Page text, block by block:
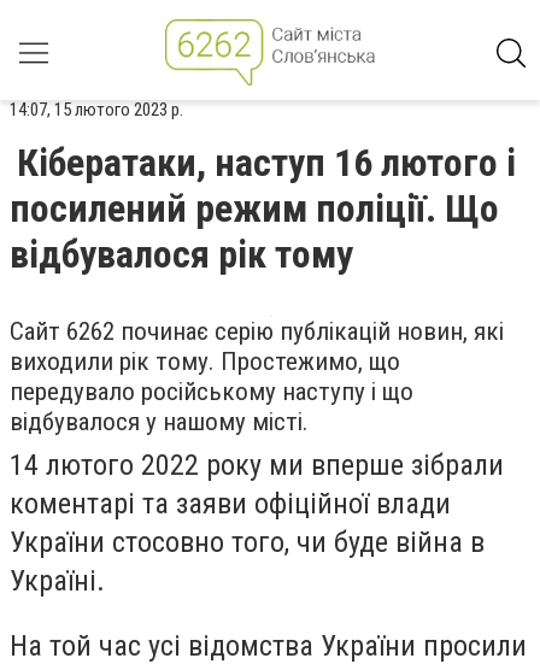
14:07, 15 лютого 2023 р.
Кібератаки, наступ 16 лютого і
посилений режим поліції. Що
відбувалося рік тому
Сайт 6262 починає серію публікацій новин, які
виходили рік тому. Простежимо, що
передувало російському наступу і що
відбувалося у нашому місті.
14 лютого 2022 року ми вперше зібрали
коментарі та заяви офіційної влади
України стосовно того, чи буде війна в
Україні.
На той час усі відомства України просили